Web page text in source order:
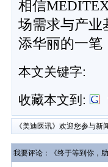
相信
场需求与产业
添华丽的一笔
本文关键字:
收藏本文到:
《美迪医讯》欢迎您参与新
我要评论：《终于等到你，